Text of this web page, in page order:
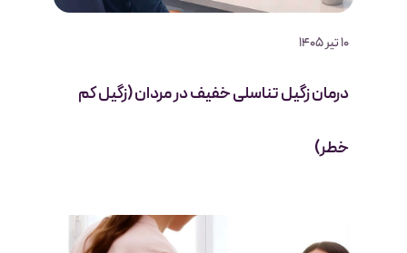
10 تیر 1405
درمان زگیل تناسلی خفیف در مردان (زگیل کم
خطر)